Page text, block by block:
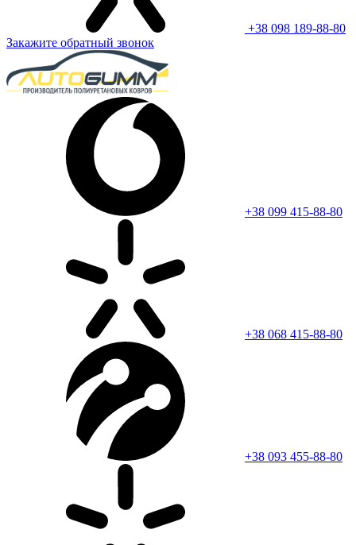
+38 098 189-88-80
Закажите обратный звонок
+38 099 415-88-80
+38 068 415-88-80
+38 093 455-88-80